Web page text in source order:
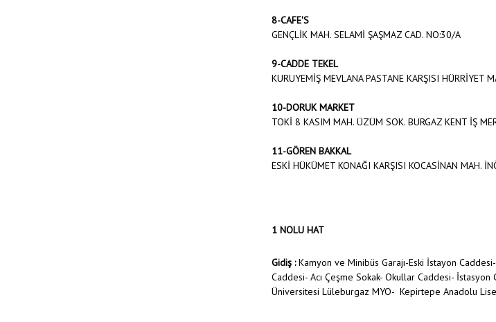
8-CAFE'S
GENÇLİK MAH. SELAMİ ŞAŞMAZ CAD. NO:30/A
9-CADDE TEKEL
KURUYEMİŞ MEVLANA PASTANE KARŞISI HÜRRİYET
10-DORUK MARKET
TOKİ 8 KASIM MAH. ÜZÜM SOK. BURGAZ KENT İŞ
11-GÖREN BAKKAL
ESKİ HÜKÜMET KONAĞI KARŞISI KOCASİNAN MAH.
1 NOLU HAT
Gidiş :Kamyon ve Minibüs Garajı-Eski İstayon
Caddesi- Acı Çeşme Sokak- Okullar Caddesi-
Üniversitesi Lüleburgaz MYO- Kepirtepe Anadolu